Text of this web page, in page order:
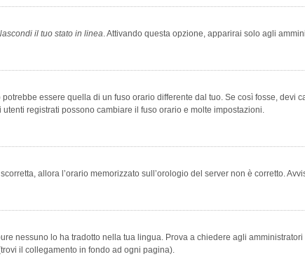
il tuo stato in linea. Attivando questa opzione, apparirai solo agli
essere quella di un fuso orario differente dal tuo. Se così fosse,
registrati possono cambiare il fuso orario e molte impostazioni.
allora l’orario memorizzato sull’orologio del server non è corretto.
nessuno lo ha tradotto nella tua lingua. Prova a chiedere agli
il collegamento in fondo ad ogni pagina).